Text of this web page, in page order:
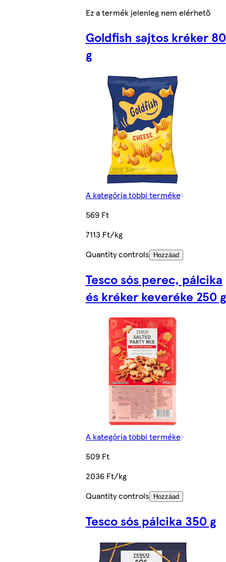
Ez a termék jelenleg nem elérhető
Goldfish sajtos kréker 80
g
A kategória többi terméke
569 Ft
7113 Ft/kg
Quantity controls
Hozzáad
Tesco sós perec, pálcika
és kréker keveréke 250 g
A kategória többi terméke
509 Ft
2036 Ft/kg
Quantity controls
Hozzáad
Tesco sós pálcika 350 g